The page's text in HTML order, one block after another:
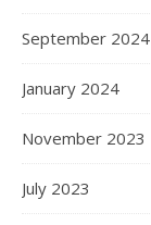
September 2024
January 2024
November 2023
July 2023